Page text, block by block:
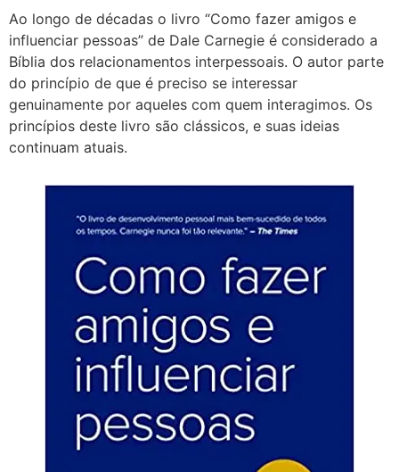
Ao longo de décadas o livro “Como fazer amigos e
influenciar pessoas” de Dale Carnegie é considerado a
Bíblia dos relacionamentos interpessoais. O autor parte
do princípio de que é preciso se interessar
genuinamente por aqueles com quem interagimos. Os
princípios deste livro são clássicos, e suas ideias
continuam atuais.